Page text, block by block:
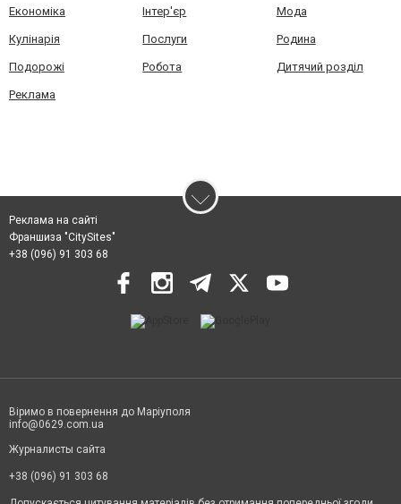
Економіка Інтер'єр Мода
Кулінарія Послуги Родина
Подорожі Робота Дитячий розділ
Реклама
Реклама на сайті
Франшиза "CitySites"
+38 (096) 91 303 68
Віримо в повернення до Маріуполя
info@0629.com.ua
Журналисты сайта
+38 (096) 91 303 68